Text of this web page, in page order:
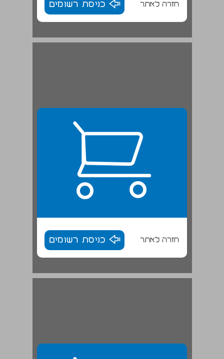
חזרה לאתר כניסת רשומים
חזרה לאתר כניסת רשומים